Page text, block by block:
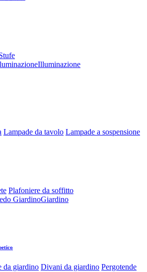
Illuminazione
Lampade da tavolo Lampade a sospensione
Plafoniere da soffitto
Giardino
da giardino Divani da giardino Pergotende